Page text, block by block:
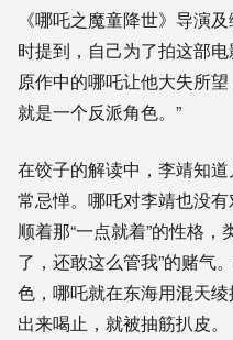
《哪吒之魔童降世》导演
时提到，自己为了拍这部
原作中的哪吒让他大失所望
就是一个反派角色。 ”
在饺子的解读中， 李靖知道
常忌惮。 哪吒对李靖也没有
顺着那“一点就着”的性格
了，还敢这么管我”的赌气。
色，哪吒就在东海用混天
出来喝止，就被抽筋扒皮。